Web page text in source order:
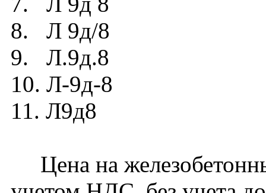
8. Л 9д/8
9. Л.9д.8
10. Л-9д-8
11. Л9д8
Цена на